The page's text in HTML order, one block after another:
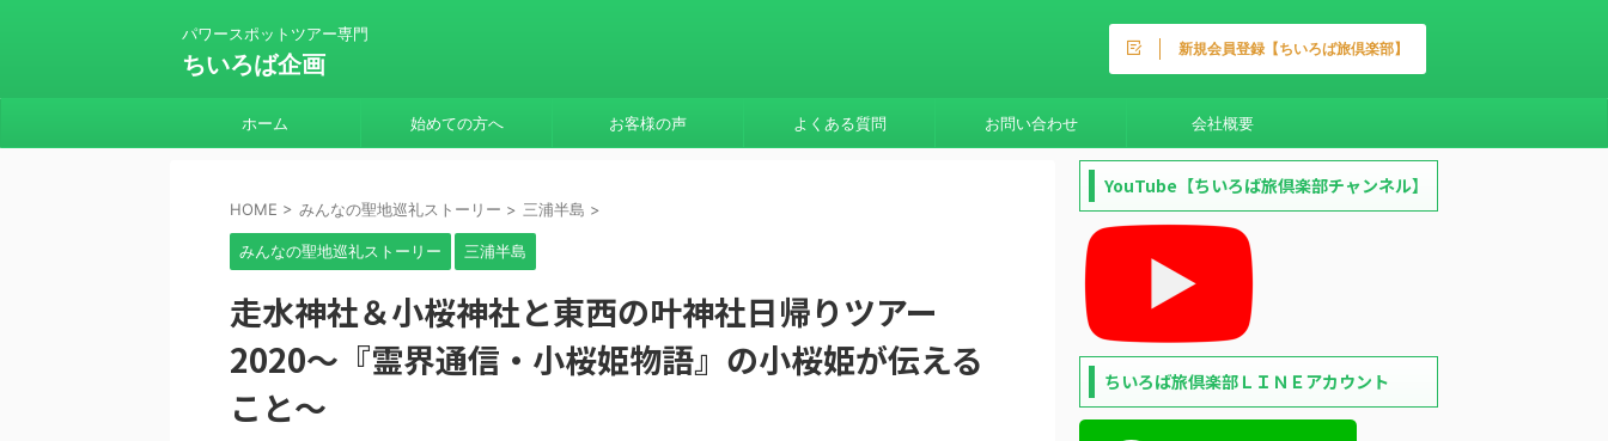
パワースポットツアー専門
ちいろば企画
新規会員登録【ちいろば旅倶楽部】
ホーム 始めての方へ お客様の声 よくある質問 お問い合わせ 会社概要
HOME > みんなの聖地巡礼ストーリー > 三浦半島 >
みんなの聖地巡礼ストーリー 三浦半島
走水神社＆小桜神社と東西の叶神社日帰りツアー
2020～『霊界通信・小桜姫物語』の小桜姫が伝える
こと～
YouTube【ちいろば旅倶楽部チャンネル】
ちいろば旅倶楽部ＬＩＮＥアカウント